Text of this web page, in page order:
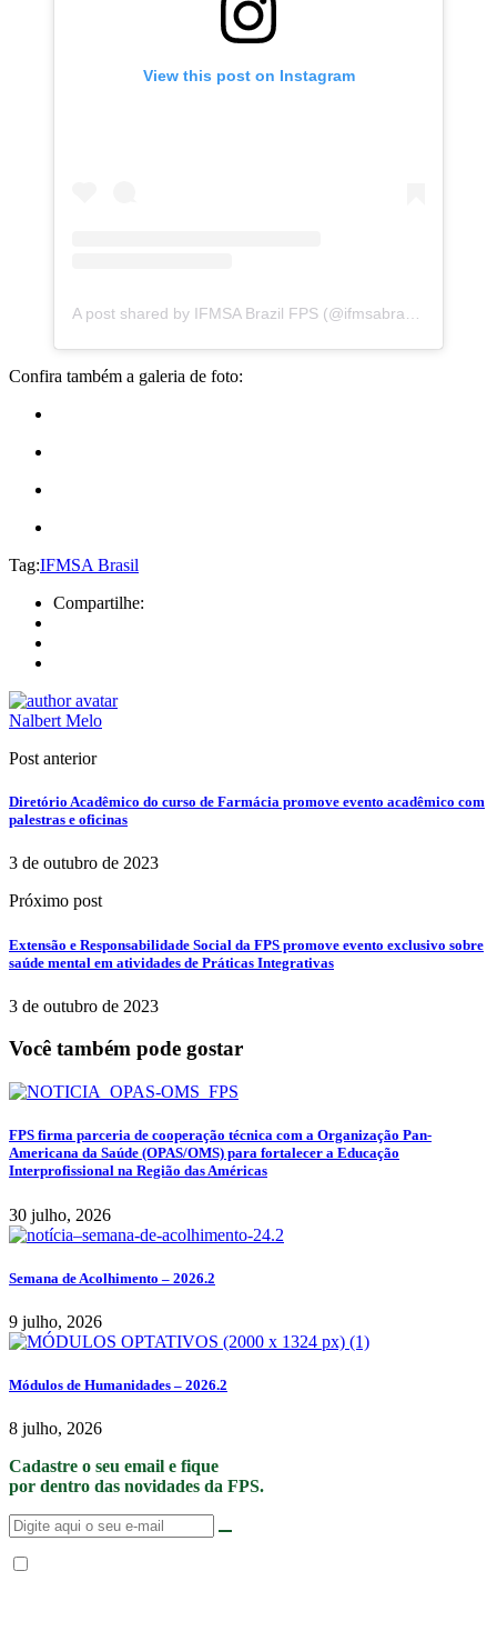
View this post on Instagram
Confira também a galeria de foto:
Tag:IFMSA Brasil
Compartilhe:
Nalbert Melo
Post anterior
Diretório Acadêmico do curso de Farmácia promove evento acadêmico com
palestras e oficinas
3 de outubro de 2023
Próximo post
Extensão e Responsabilidade Social da FPS promove evento exclusivo sobre
saúde mental em atividades de Práticas Integrativas
3 de outubro de 2023
Você também pode gostar
FPS firma parceria de cooperação técnica com a Organização Pan-
Americana da Saúde (OPAS/OMS) para fortalecer a Educação
Interprofissional na Região das Américas
30 julho, 2026
Semana de Acolhimento – 2026.2
9 julho, 2026
Módulos de Humanidades – 2026.2
8 julho, 2026
Cadastre o seu email e fique
por dentro das novidades da FPS.